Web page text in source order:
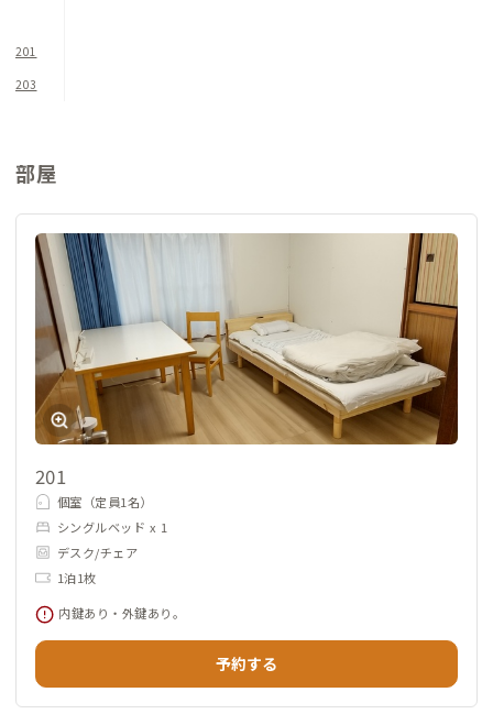
201
203
部屋
201
個室（定員1名）
シングルベッド x 1
デスク/チェア
1泊1枚
内鍵あり・外鍵あり。
予約する